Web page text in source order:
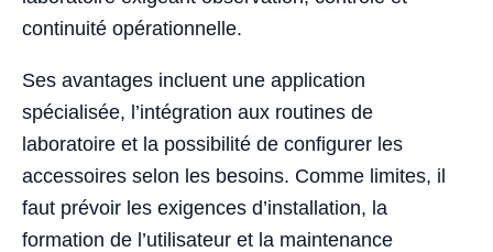
continuité opérationnelle.
Ses avantages incluent une application
spécialisée, l’intégration aux routines de
laboratoire et la possibilité de configurer les
accessoires selon les besoins. Comme limites, il
faut prévoir les exigences d’installation, la
formation de l’utilisateur et la maintenance